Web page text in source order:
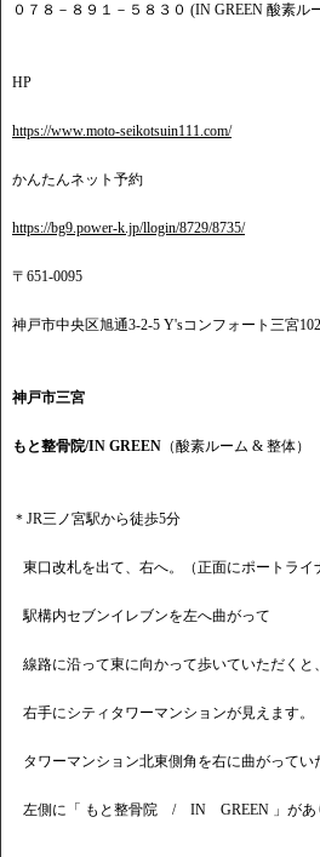
０７８－８９１－５８３０ (IN GREEN 酸素ル
HP
https://www.moto-seikotsuin111.com/
かんたんネット予約
https://bg9.power-k.jp/llogin/8729/8735/
〒651-0095
神戸市中央区旭通3-2-5 Y'sコンフォート三宮102
神戸市三宮
もと整骨院/IN GREEN （酸素ルーム & 整体）
＊JR三ノ宮駅から徒歩5分
東口改札を出て、右へ。（正面にポートライ
駅構内セブンイレブンを左へ曲がって
線路に沿って東に向かって歩いていただくと、
右手にシティタワーマンションが見えます。
タワーマンション北東側角を右に曲がってい
左側に「 もと整骨院 / IN GREEN 」があ